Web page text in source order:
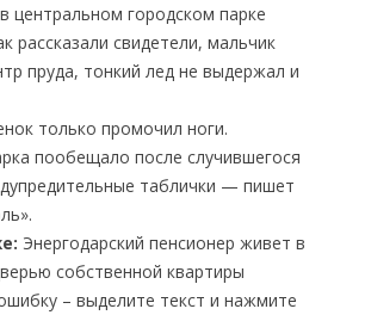
городском парке
рассказали свидетели, мальчик
пруда, тонкий лед не выдержал и
только промочил ноги.
пообещало после случившегося
таблички — пишет
Энергодарский пенсионер живет в
собственной квартиры
– выделите текст и нажмите